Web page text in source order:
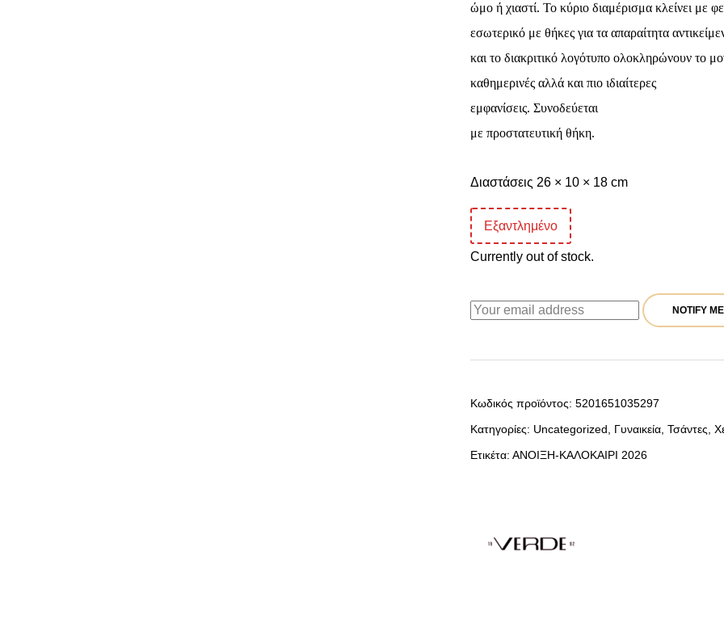
ώμο ή χιαστί. Το κύριο διαμέρισμα κλείνει με
εσωτερικό με θήκες για τα απαραίτητα
και το διακριτικό λογότυπο ολοκληρώνουν το
καθημερινές αλλά και πιο ιδιαίτερες
εμφανίσεις. Συνοδεύεται
με προστατευτική θήκη.
Διαστάσεις 26 × 10 × 18 cm
Εξαντλημένο
Currently out of stock.
NOTIFY ME
Κωδικός προϊόντος: 5201651035297
Κατηγορίες: Uncategorized, Γυναικεία, Τσάντες,
Ετικέτα: ΑΝΟΙΞΗ-ΚΑΛΟΚΑΙΡΙ 2026